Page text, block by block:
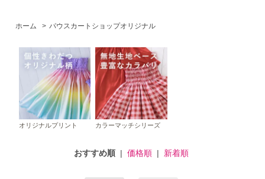
ホーム > パウスカートショップオリジナル
オリジナルプリント カラーマッチシリーズ
おすすめ順| 価格順| 新着順